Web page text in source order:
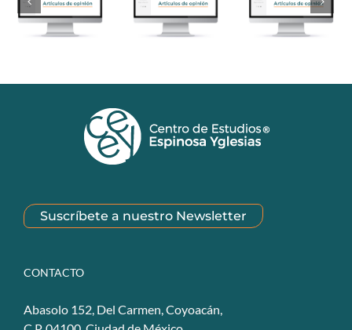
Suscríbete a nuestro Newsletter
CONTACTO
Abasolo 152, Del Carmen, Coyoacán,